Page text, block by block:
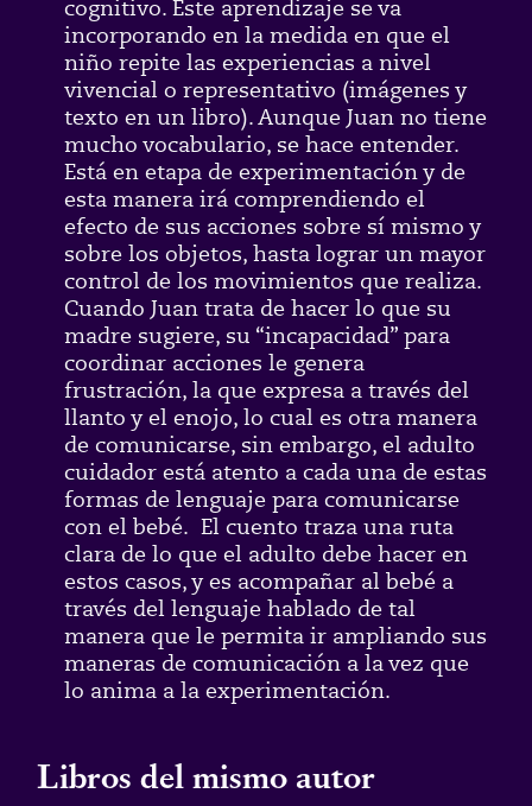
cognitivo. Este aprendizaje se va
incorporando en la medida en que el
niño repite las experiencias a nivel
vivencial o representativo (imágenes y
texto en un libro). Aunque Juan no tiene
mucho vocabulario, se hace entender.
Está en etapa de experimentación y de
esta manera irá comprendiendo el
efecto de sus acciones sobre sí mismo y
sobre los objetos, hasta lograr un mayor
control de los movimientos que realiza.
Cuando Juan trata de hacer lo que su
madre sugiere, su “incapacidad” para
coordinar acciones le genera
frustración, la que expresa a través del
llanto y el enojo, lo cual es otra manera
de comunicarse, sin embargo, el adulto
cuidador está atento a cada una de estas
formas de lenguaje para comunicarse
con el bebé. El cuento traza una ruta
clara de lo que el adulto debe hacer en
estos casos, y es acompañar al bebé a
través del lenguaje hablado de tal
manera que le permita ir ampliando sus
maneras de comunicación a la vez que
lo anima a la experimentación.
Libros del mismo autor